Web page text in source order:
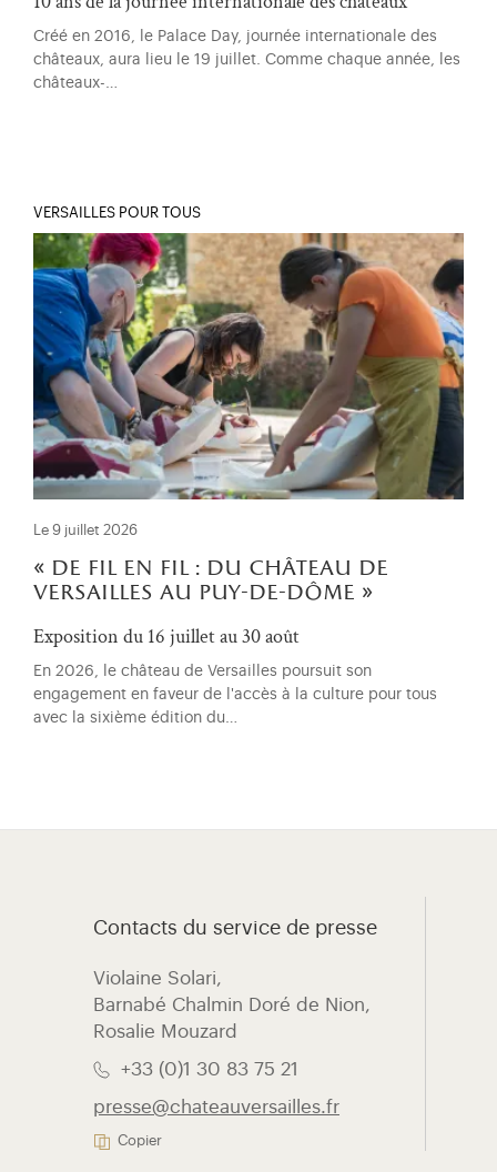
Créé en 2016, le Palace Day, journée internationale des
châteaux, aura lieu le 19 juillet. Comme chaque année, les
châteaux-…
VERSAILLES POUR TOUS
Le 9 juillet 2026
« de fil en fil : du château de
versailles au puy-de-dôme »
Exposition du 16 juillet au 30 août
En 2026, le château de Versailles poursuit son
engagement en faveur de l'accès à la culture pour tous
avec la sixième édition du…
Contacts du service de presse
Violaine Solari, ​
Barnabé Chalmin Doré de Nion,
Rosalie Mouzard
+33 (0)1 30 83 75 21
presse@chateauversailles.fr
Copier